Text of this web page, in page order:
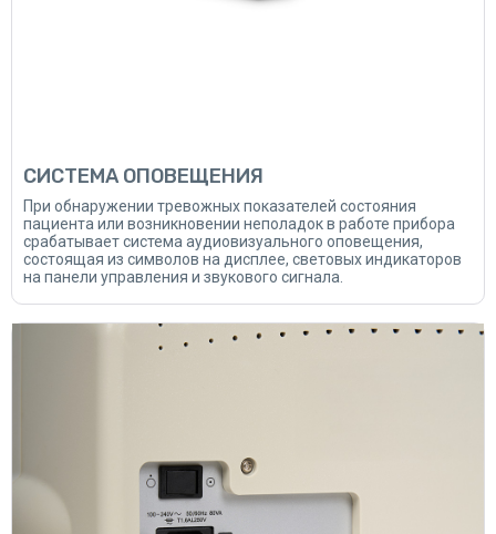
СИСТЕМА ОПОВЕЩЕНИЯ
При обнаружении тревожных показателей состояния
пациента или возникновении неполадок в работе прибора
срабатывает система аудиовизуального оповещения,
состоящая из символов на дисплее, световых индикаторов
на панели управления и звукового сигнала.